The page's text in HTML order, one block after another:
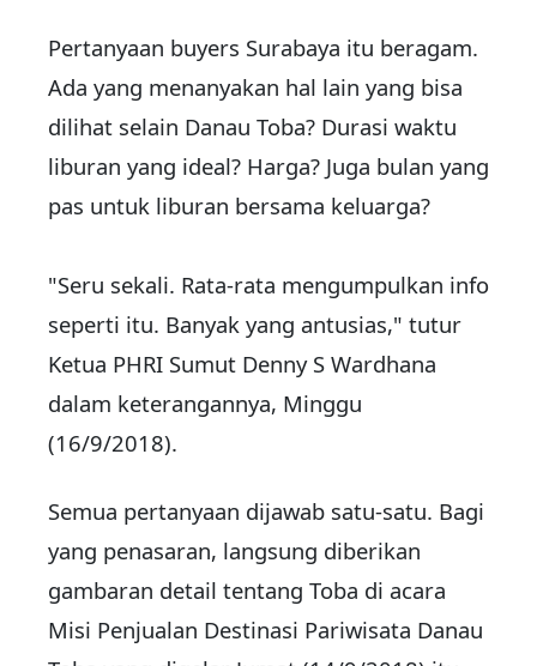
Pertanyaan buyers Surabaya itu beragam.
Ada yang menanyakan hal lain yang bisa
dilihat selain Danau Toba? Durasi waktu
liburan yang ideal? Harga? Juga bulan yang
pas untuk liburan bersama keluarga?
"Seru sekali. Rata-rata mengumpulkan info
seperti itu. Banyak yang antusias," tutur
Ketua PHRI Sumut Denny S Wardhana
dalam keterangannya, Minggu
(16/9/2018).
Semua pertanyaan dijawab satu-satu. Bagi
yang penasaran, langsung diberikan
gambaran detail tentang Toba di acara
Misi Penjualan Destinasi Pariwisata Danau